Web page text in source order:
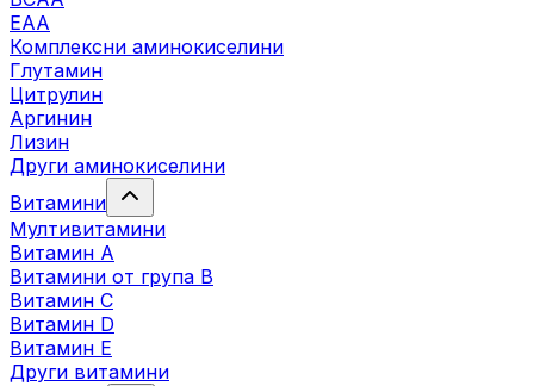
EAA
Комплексни аминокиселини
Глутамин
Цитрулин
Аргинин
Лизин
Други аминокиселини
Витамини
Мултивитамини
Витамин А
Витамини от група B
Витамин C
Витамин D
Витамин E
Други витамини